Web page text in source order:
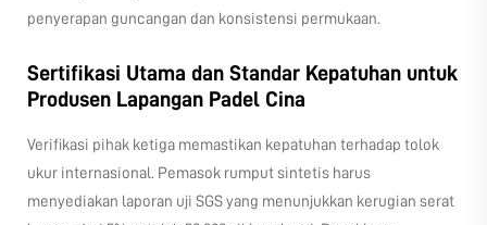
penyerapan guncangan dan konsistensi permukaan.
Sertifikasi Utama dan Standar Kepatuhan untuk
Produsen Lapangan Padel Cina
Verifikasi pihak ketiga memastikan kepatuhan terhadap tolok
ukur internasional. Pemasok rumput sintetis harus
menyediakan laporan uji SGS yang menunjukkan kerugian serat